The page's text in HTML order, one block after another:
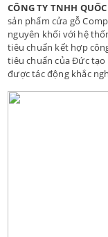
CÔNG TY TNHH
sản phẩm cửa gỗ
nguyên khối với hệ
tiêu chuẩn kết hợp
tiêu chuẩn của Đức
được tác động khắc